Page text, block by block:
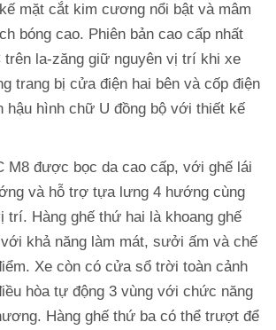
mặt cắt kim cương nổi bật và mâm
bóng cao. Phiên bản cao cấp nhất
trên la-zăng giữ nguyên vị trí khi xe
trang bị cửa điện hai bên và cốp điện
hậu hình chữ U đồng bộ với thiết kế
M8 được bọc da cao cấp, với ghế lái
và hỗ trợ tựa lưng 4 hướng cùng
trí. Hàng ghế thứ hai là khoang ghế
khả năng làm mát, sưởi ấm và chế
Xe còn có cửa sổ trời toàn cảnh
hòa tự động 3 vùng với chức năng
Hàng ghế thứ ba có thể trượt để